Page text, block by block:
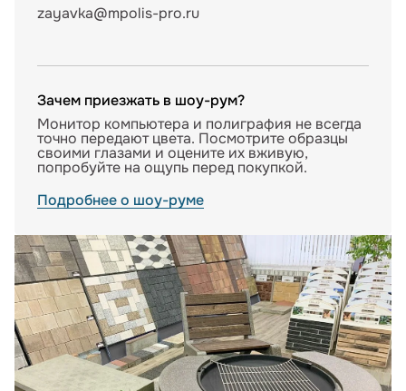
zayavka@mpolis-pro.ru
Зачем приезжать в шоу-рум?
Монитор компьютера и полиграфия не всегда
точно передают цвета. Посмотрите образцы
своими глазами и оцените их вживую,
попробуйте на ощупь перед покупкой.
Подробнее о шоу-руме